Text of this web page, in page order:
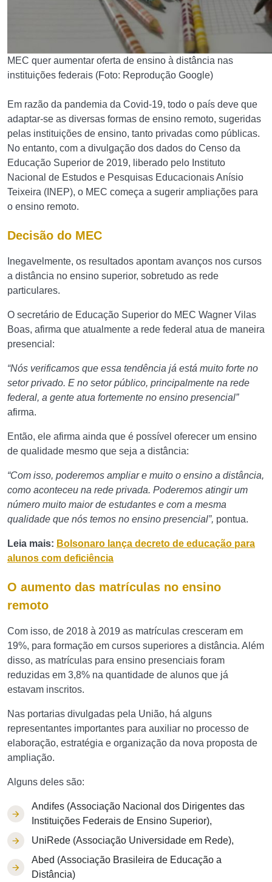
MEC quer aumentar oferta de ensino à distância nas
instituições federais (Foto: Reprodução Google)
Em razão da pandemia da Covid-19, todo o país deve que
adaptar-se as diversas formas de ensino remoto, sugeridas
pelas instituições de ensino, tanto privadas como públicas.
No entanto, com a divulgação dos dados do Censo da
Educação Superior de 2019, liberado pelo Instituto
Nacional de Estudos e Pesquisas Educacionais Anísio
Teixeira (INEP), o MEC começa a sugerir ampliações para
o ensino remoto.
Decisão do MEC
Inegavelmente, os resultados apontam avanços nos cursos
a distância no ensino superior, sobretudo as rede
particulares.
O secretário de Educação Superior do MEC Wagner Vilas
Boas, afirma que atualmente a rede federal atua de maneira
presencial:
“Nós verificamos que essa tendência já está muito forte no
setor privado. E no setor público, principalmente na rede
federal, a gente atua fortemente no ensino presencial”
afirma.
Então, ele afirma ainda que é possível oferecer um ensino
de qualidade mesmo que seja a distância:
“Com isso, poderemos ampliar e muito o ensino a distância,
como aconteceu na rede privada. Poderemos atingir um
número muito maior de estudantes e com a mesma
qualidade que nós temos no ensino presencial”, pontua.
Leia mais: Bolsonaro lança decreto de educação para
alunos com deficiência
O aumento das matrículas no ensino
remoto
Com isso, de 2018 à 2019 as matrículas cresceram em
19%, para formação em cursos superiores a distância. Além
disso, as matrículas para ensino presenciais foram
reduzidas em 3,8% na quantidade de alunos que já
estavam inscritos.
Nas portarias divulgadas pela União, há alguns
representantes importantes para auxiliar no processo de
elaboração, estratégia e organização da nova proposta de
ampliação.
Alguns deles são:
Andifes (Associação Nacional dos Dirigentes das
Instituições Federais de Ensino Superior),
UniRede (Associação Universidade em Rede),
Abed (Associação Brasileira de Educação a
Distância)